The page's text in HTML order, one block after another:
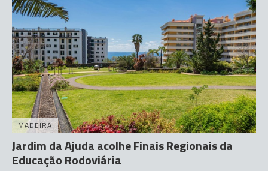
MADEIRA
Jardim da Ajuda acolhe Finais Regionais da
Educação Rodoviária